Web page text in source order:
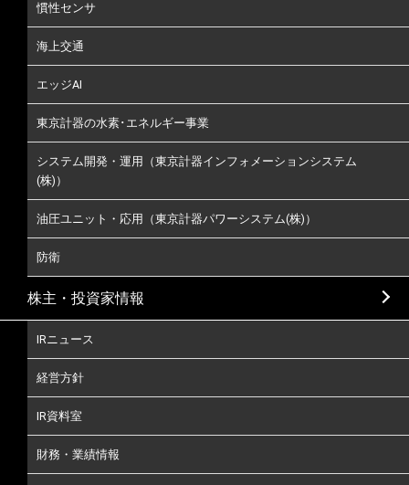
慣性センサ
海上交通
エッジAI
東京計器の水素･エネルギー事業
システム開発・運用（東京計器インフォメーションシステム
(株)）
油圧ユニット・応用（東京計器パワーシステム(株)）
防衛
株主・投資家情報
IRニュース
経営方針
IR資料室
財務・業績情報